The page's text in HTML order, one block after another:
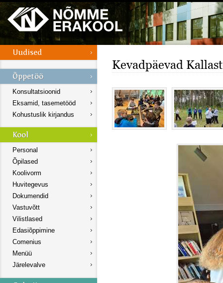
Konsultatsioonid
Eksamid, tasemetööd
Kohustuslik kirjandus
Personal
Õpilased
Koolivorm
Huvitegevus
Dokumendid
Vastuvõtt
Vilistlased
Edasiõppimine
Comenius
Menüü
Järelevalve
Kevadpäevad